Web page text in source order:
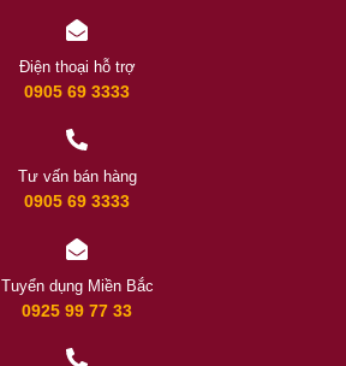
Điện thoại hỗ trợ
0905 69 3333
Tư vấn bán hàng
0905 69 3333
Tuyển dụng Miền Bắc
0925 99 77 33